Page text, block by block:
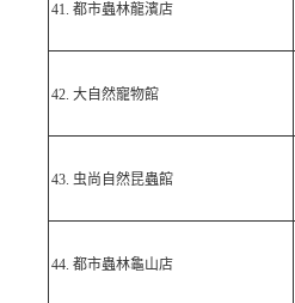
41. 都市蟲林龍濱店
42. 大自然寵物館
43. 虫尚自然昆蟲館
44. 都市蟲林龜山店